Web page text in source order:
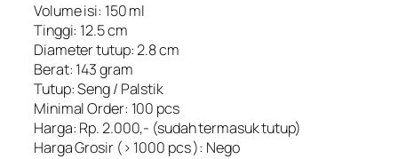
Volume isi: 150 ml
Tinggi: 12.5 cm
Diameter tutup: 2.8 cm
Berat: 143 gram
Tutup: Seng / Palstik
Minimal Order: 100 pcs
Harga: Rp. 2.000,- (sudah termasuk tutup)
Harga Grosir (> 1000 pcs ): Nego